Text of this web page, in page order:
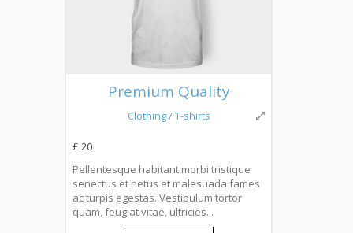
Premium Quality
Clothing/ T-shirts
£ 20
Pellentesque habitant morbi tristique
senectus et netus et malesuada fames
ac turpis egestas. Vestibulum tortor
quam, feugiat vitae, ultricies...